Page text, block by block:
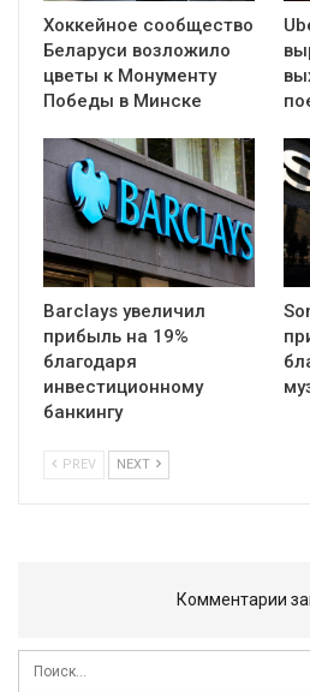
Хоккейное сообщество
Беларуси возложило
цветы к Монументу
Победы в Минске
Barclays увеличил
прибыль на 19%
благодаря
инвестиционному
банкингу
PREV NEXT
Комментарии